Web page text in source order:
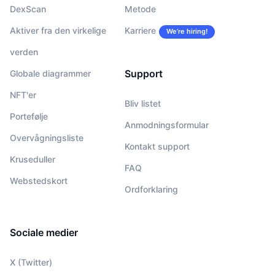
DexScan
Aktiver fra den virkelige
verden
Globale diagrammer
NFT'er
Portefølje
Overvågningsliste
Kruseduller
Webstedskort
Metode
Karriere We’re hiring!
Support
Bliv listet
Anmodningsformular
Kontakt support
FAQ
Ordforklaring
Sociale medier
X (Twitter)